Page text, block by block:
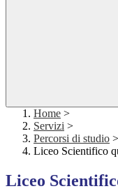
Home >
Servizi >
Percorsi di studio >
Liceo Scientifico
Liceo